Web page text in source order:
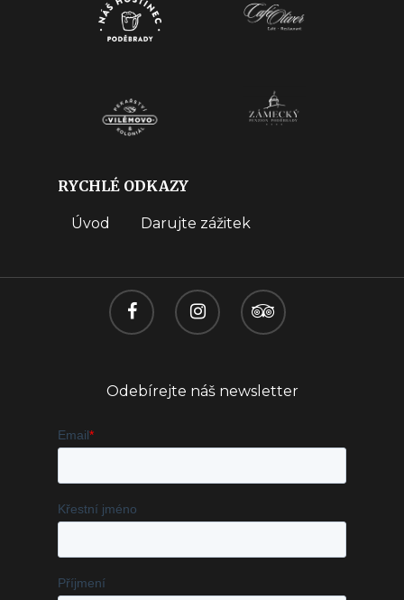
RYCHLÉ ODKAZY
Úvod Darujte zážitek
Odebírejte náš newsletter